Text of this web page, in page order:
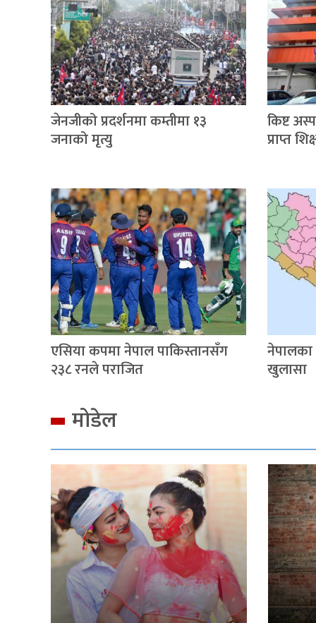
जेनजीको प्रदर्शनमा कम्तीमा १३
जनाको मृत्यु
किष्ट
प्राप्त
एसिया कपमा नेपाल पाकिस्तानसँग
२३८ रनले पराजित खुलासा
मोडेल